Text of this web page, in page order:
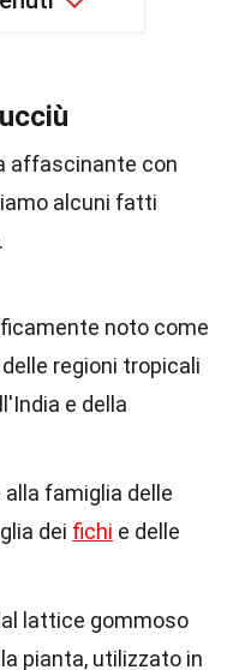
affascinante con
alcuni fatti
noto come
regioni tropicali
e della
famiglia delle
dei fichi e delle
lattice gommoso
pianta, utilizzato in